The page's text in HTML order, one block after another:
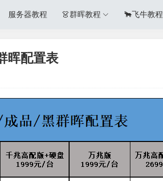
服务器教程 👗群晖教程 🐂飞牛教程
晖配置表